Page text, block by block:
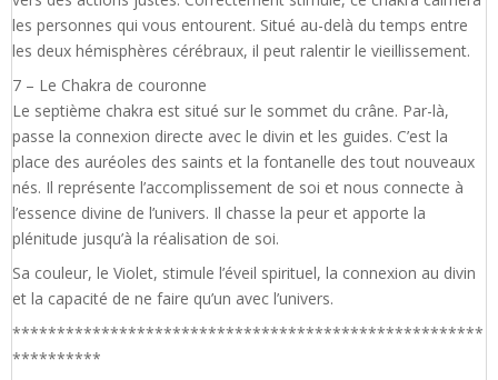
les personnes qui vous entourent. Situé au-delà du temps entre
les deux hémisphères cérébraux, il peut ralentir le vieillissement.
7 – Le Chakra de couronne
Le septième chakra est situé sur le sommet du crâne. Par-là,
passe la connexion directe avec le divin et les guides. C’est la
place des auréoles des saints et la fontanelle des tout nouveaux
nés. Il représente l’accomplissement de soi et nous connecte à
l’essence divine de l’univers. Il chasse la peur et apporte la
plénitude jusqu’à la réalisation de soi.
Sa couleur, le Violet, stimule l’éveil spirituel, la connexion au divin
et la capacité de ne faire qu’un avec l’univers.
*****************************************************
**********